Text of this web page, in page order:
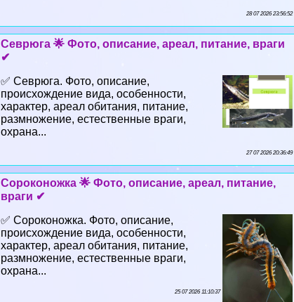
28 07 2026 23:56:52
Севрюга 🌟 Фото, описание, ареал, питание, враги
✔
✅ Севрюга. Фото, описание,
происхождение вида, особенности,
хаpaктер, ареал обитания, питание,
размножение, естественные враги,
охрана...
27 07 2026 20:36:49
Сороконожка 🌟 Фото, описание, ареал, питание,
враги ✔
✅ Сороконожка. Фото, описание,
происхождение вида, особенности,
хаpaктер, ареал обитания, питание,
размножение, естественные враги,
охрана...
25 07 2026 11:10:37